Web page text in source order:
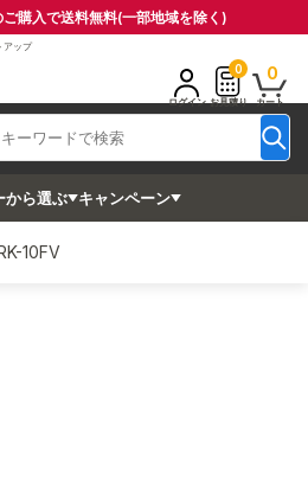
購入で送料無料(一部地域を除く)
アップ
ログイン
0
お見積り
0
カート
から選ぶ キャンペーン
10FV